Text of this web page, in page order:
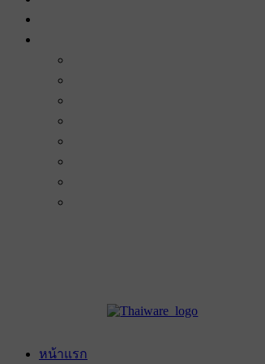
หน้าแรก